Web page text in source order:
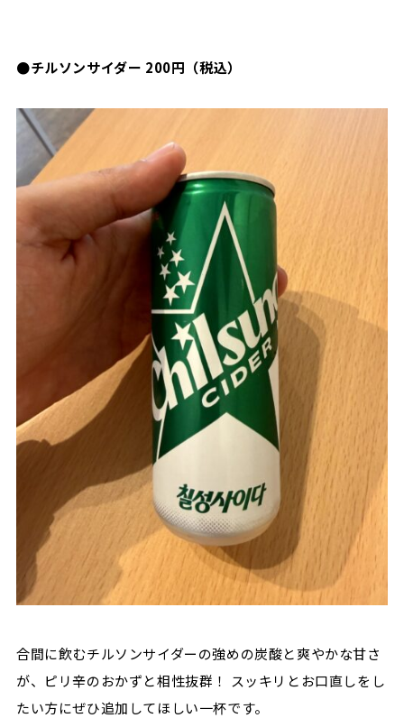
●チルソンサイダー 200円（税込）
合間に飲むチルソンサイダーの強めの炭酸と爽やかな甘さ
が、ピリ辛のおかずと相性抜群！ スッキリとお口直しをし
たい方にぜひ追加してほしい一杯です。